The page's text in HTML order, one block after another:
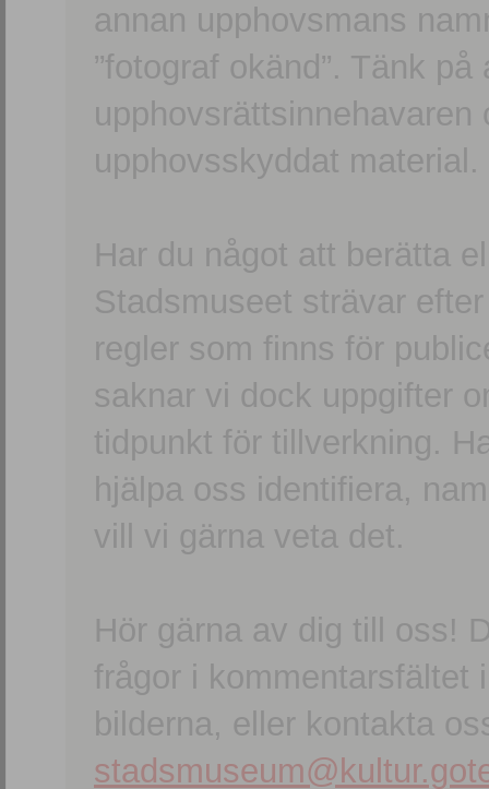
annan upphovsmans
”fotograf okänd”. Tänk
upphovsskyddat material.
Har du något att berätta
Stadsmuseet strävar
regler som finns för
saknar vi dock uppgifter
tidpunkt för tillverkning.
hjälpa oss identifiera,
vill vi gärna veta det.
Hör gärna av dig till oss!
frågor i kommentarsfältet
bilderna, eller kontakta